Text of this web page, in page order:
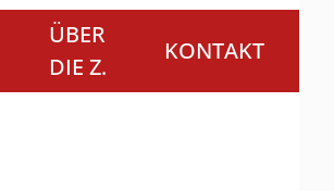
ÜBER
DIE Z.
KONTAKT